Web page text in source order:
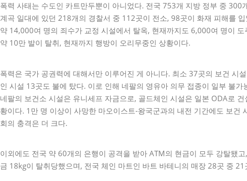
폭력 사태는 수도인 카트만두뿐이 아니었다. 전국 753개 지방 정부 중 300
계곡 일대에 있던 218개의 경찰서 중 112곳이 전소, 98곳이 화재 피해를
약 14,000여 명의 죄수가 교정 시설에서 탈옥, 현재까지도 6,000여 명이
약 10만 발이 탈취, 현재까지 행방이 오리무중인 상황이다.
폭력은 국가 공권력에 대해서만 이루어진 게 아니다. 최소 37곳의 보건 시
인 시설 13곳도 불에 탔다. 이로 인해 네팔의 영유아 의무 접종이 일부 불
네팔의 보건소 시설은 유니세프 자금으로, 골드체인 시설은 일본 ODA로
황이다. 1만 명 이상이 사망한 마오이스트-왕국군과의 내전 기간에도 보건
회의 충격은 더 크다.
이외에도 전국 약 60개의 은행이 공격을 받아 ATM의 현금이 모두 강탈됐
금 18kg이 탈취당했으며, 전국 체인 마트인 바트 바테니의 매장 28곳 중